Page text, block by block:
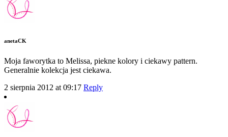
anetaCK
Moja faworytka to Melissa, piekne kolory i ciekawy pattern.
Generalnie kolekcja jest ciekawa.
2 sierpnia 2012 at 09:17 Reply